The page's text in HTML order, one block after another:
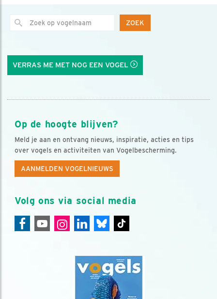
ZOEK
VERRAS ME MET NOG EEN VOGEL
Op de hoogte blijven?
Meld je aan en ontvang nieuws, inspiratie, acties en tips
over vogels en activiteiten van Vogelbescherming.
AANMELDEN VOGELNIEUWS
Volg ons via social media